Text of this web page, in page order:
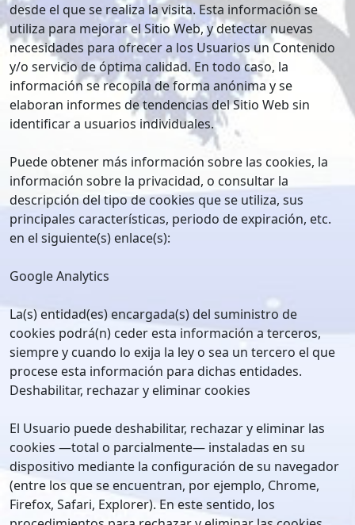
desde el que se realiza la visita. Esta información se
utiliza para mejorar el Sitio Web, y detectar nuevas
necesidades para ofrecer a los Usuarios un Contenido
y/o servicio de óptima calidad. En todo caso, la
información se recopila de forma anónima y se
elaboran informes de tendencias del Sitio Web sin
identificar a usuarios individuales.
Puede obtener más información sobre las cookies, la
información sobre la privacidad, o consultar la
descripción del tipo de cookies que se utiliza, sus
principales características, periodo de expiración, etc.
en el siguiente(s) enlace(s):
Google Analytics
La(s) entidad(es) encargada(s) del suministro de
cookies podrá(n) ceder esta información a terceros,
siempre y cuando lo exija la ley o sea un tercero el que
procese esta información para dichas entidades.
Deshabilitar, rechazar y eliminar cookies
El Usuario puede deshabilitar, rechazar y eliminar las
cookies —total o parcialmente— instaladas en su
dispositivo mediante la configuración de su navegador
(entre los que se encuentran, por ejemplo, Chrome,
Firefox, Safari, Explorer). En este sentido, los